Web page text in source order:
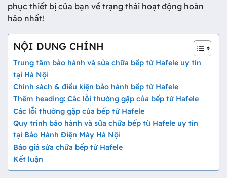
phục thiết bị của bạn về trạng thái hoạt động hoàn
hảo nhất!
NỘI DUNG CHÍNH
Trung tâm bảo hành và sửa chữa bếp từ Hafele uy tín
tại Hà Nội
Chính sách & điều kiện bảo hành bếp từ Hafele
Thêm heading: Các lỗi thường gặp của bếp từ Hafele
Các lỗi thường gặp của bếp từ Hafele
Quy trình bảo hành và sửa chữa bếp từ Hafele uy tín
tại Bảo Hành Điện Máy Hà Nội
Báo giá sửa chữa bếp từ Hafele
Kết luận